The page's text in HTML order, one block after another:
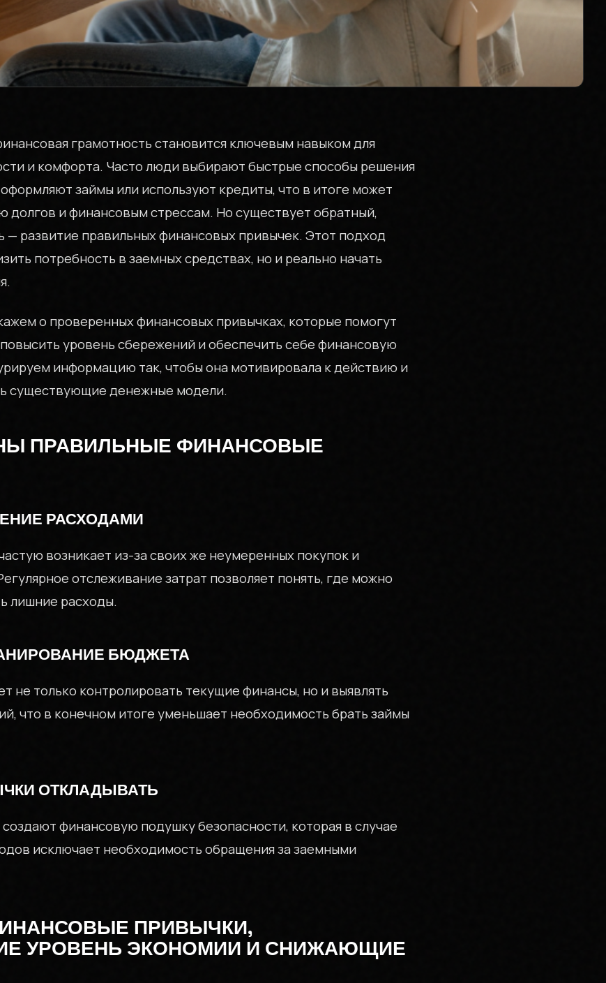
КОМПАНИИ
INVPOL.RU
КОНТАКТЫ
БЕЗ СЮРПРИЗОВ
+7 (999) 000-00-00
Москва
грамотность становится ключевым навыком для
и комфорта. Часто люди выбирают быстрые способы решения
займы или используют кредиты, что в итоге может
долгов и финансовым стрессам. Но существует обратный,
— развитие правильных финансовых привычек. Этот подход
потребность в заемных средствах, но и реально начать
о проверенных финансовых привычках, которые помогут
уровень сбережений и обеспечить себе финансовую
информацию так, чтобы она мотивировала к действию и
существующие денежные модели.
ПРАВИЛЬНЫЕ ФИНАНСОВЫЕ
РАСХОДАМИ
возникает из-за своих же неумеренных покупок и
отслеживание затрат позволяет понять, где можно
лишние расходы.
БЮДЖЕТА
не только контролировать текущие финансы, но и выявлять
что в конечном итоге уменьшает необходимость брать займы
ОТКЛАДЫВАТЬ
финансовую подушку безопасности, которая в случае
исключает необходимость обращения за заемными
ПРИВЫЧКИ,
УРОВЕНЬ ЭКОНОМИИ И СНИЖАЮЩИЕ